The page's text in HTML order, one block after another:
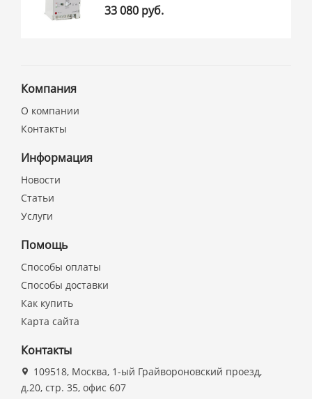
33 080 руб.
Компания
О компании
Контакты
Информация
Новости
Статьи
Услуги
Помощь
Способы оплаты
Способы доставки
Как купить
Карта сайта
Контакты
109518, Москва, 1-ый Грайвороновский проезд,
д.20, стр. 35, офис 607